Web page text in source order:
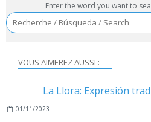
VOUS AIMEREZ AUSSI :
La Llora: Expresión
01/11/2023
Enter the word you want to